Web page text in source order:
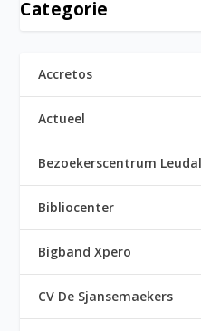
Categorie
Accretos
Actueel
Bezoekerscentrum Leudal
Bibliocenter
Bigband Xpero
CV De Sjansemaekers